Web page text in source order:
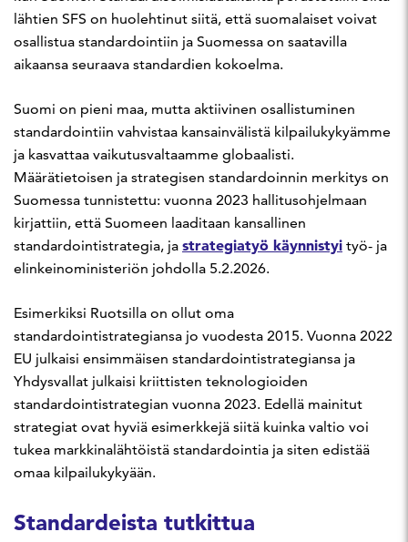
lähtien SFS on huolehtinut siitä, että suomalaiset voivat
osallistua standardointiin ja Suomessa on saatavilla
aikaansa seuraava standardien kokoelma.
Suomi on pieni maa, mutta aktiivinen osallistuminen
standardointiin vahvistaa kansainvälistä kilpailukykyämme
ja kasvattaa vaikutusvaltaamme globaalisti.
Määrätietoisen ja strategisen standardoinnin merkitys on
Suomessa tunnistettu: vuonna 2023 hallitusohjelmaan
kirjattiin, että Suomeen laaditaan kansallinen
standardointistrategia, ja strategiatyö käynnistyi työ- ja
elinkeinoministeriön johdolla 5.2.2026.
Esimerkiksi Ruotsilla on ollut oma
standardointistrategiansa jo vuodesta 2015. Vuonna 2022
EU julkaisi ensimmäisen standardointistrategiansa ja
Yhdysvallat julkaisi kriittisten teknologioiden
standardointistrategian vuonna 2023. Edellä mainitut
strategiat ovat hyviä esimerkkejä siitä kuinka valtio voi
tukea markkinalähtöistä standardointia ja siten edistää
omaa kilpailukykyään.
Standardeista tutkittua